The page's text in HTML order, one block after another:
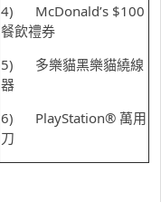
4) McDonald’s $100
餐飲禮券
5) 多樂貓黑樂貓繞線
器
6) PlayStation® 萬用
刀